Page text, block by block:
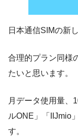
日本通信SIMの新
合理的プラン同様
たいと思います。
月データ使用量、
ルONE」「IIJmio
す。